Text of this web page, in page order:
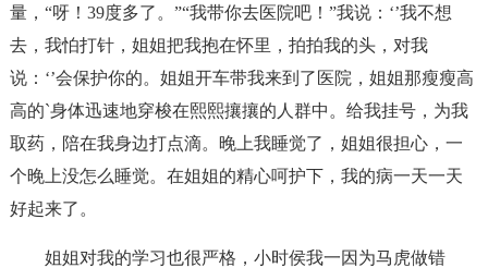
量，“呀！39度多了。”“我带你去医院吧！”我说：‘’我不想
去，我怕打针，姐姐把我抱在怀里，拍拍我的头，对我
说：‘’会保护你的。姐姐开车带我来到了医院，姐姐那瘦瘦高
高的`身体迅速地穿梭在熙熙攘攘的人群中。给我挂号，为我
取药，陪在我身边打点滴。晚上我睡觉了，姐姐很担心，一
个晚上没怎么睡觉。在姐姐的精心呵护下，我的病一天一天
好起来了。
姐姐对我的学习也很严格，小时侯我一因为马虎做错